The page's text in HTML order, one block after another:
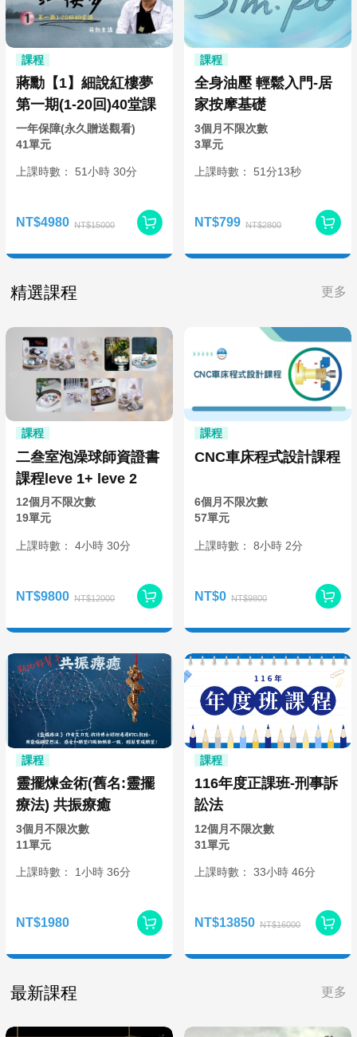
課程
蔣勳【1】細說紅樓夢
第一期(1-20回)40堂課
一年保障(永久贈送觀看)
41單元
上課時數： 51小時 30分
NT$4980 NT$15000
課程
全身油壓 輕鬆入門-居
家按摩基礎
3個月不限次數
3單元
上課時數： 51分13秒
NT$799 NT$2800
更多
精選課程
課程
二叁室泡澡球師資證書
課程leve 1+ leve 2
12個月不限次數
19單元
上課時數： 4小時 30分
NT$9800 NT$12000
課程
CNC車床程式設計課程
6個月不限次數
57單元
上課時數： 8小時 2分
NT$0 NT$9800
課程
靈擺煉金術(舊名:靈擺
療法) 共振療癒
3個月不限次數
11單元
上課時數： 1小時 36分
NT$1980
課程
116年度正課班-刑事訴
訟法
12個月不限次數
31單元
上課時數： 33小時 46分
NT$13850 NT$16000
更多
最新課程